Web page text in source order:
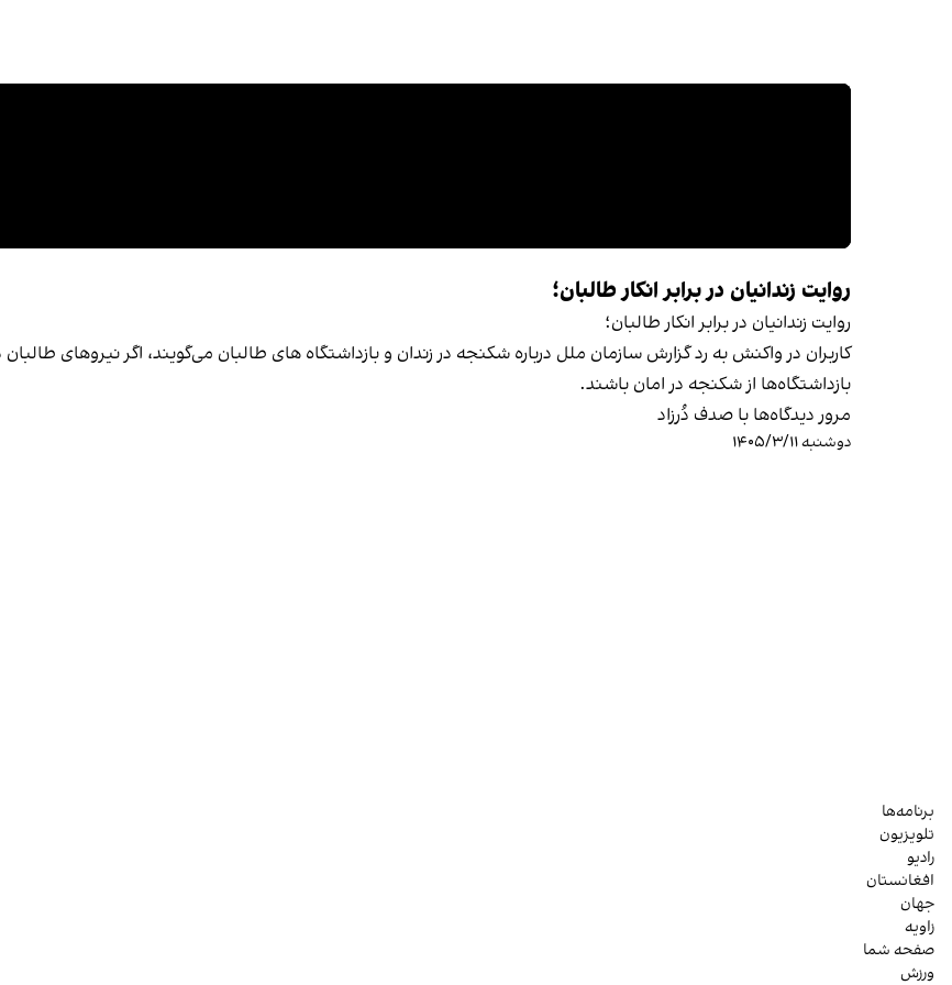
روایت زندانیان در برابر انکار طالبان؛
روایت زندانیان در برابر انکار طالبان؛
کاربران در واکنش به رد گزارش‌ سازمان ملل درباره شکنجه در زندان‌ و بازداشتگاه های طالبان می‌گویند، اگر نیروهای
بازداشتگاه‌ها از شکنجه در امان باشند.
مرور دیدگاه‌ها با صدف دُرزاد
دوشنبه ۱۴۰۵/۳/۱۱
برنامه‌ها
تلویزیون
رادیو
افغانستان
جهان
زاویه
صفحه شما
ورزش